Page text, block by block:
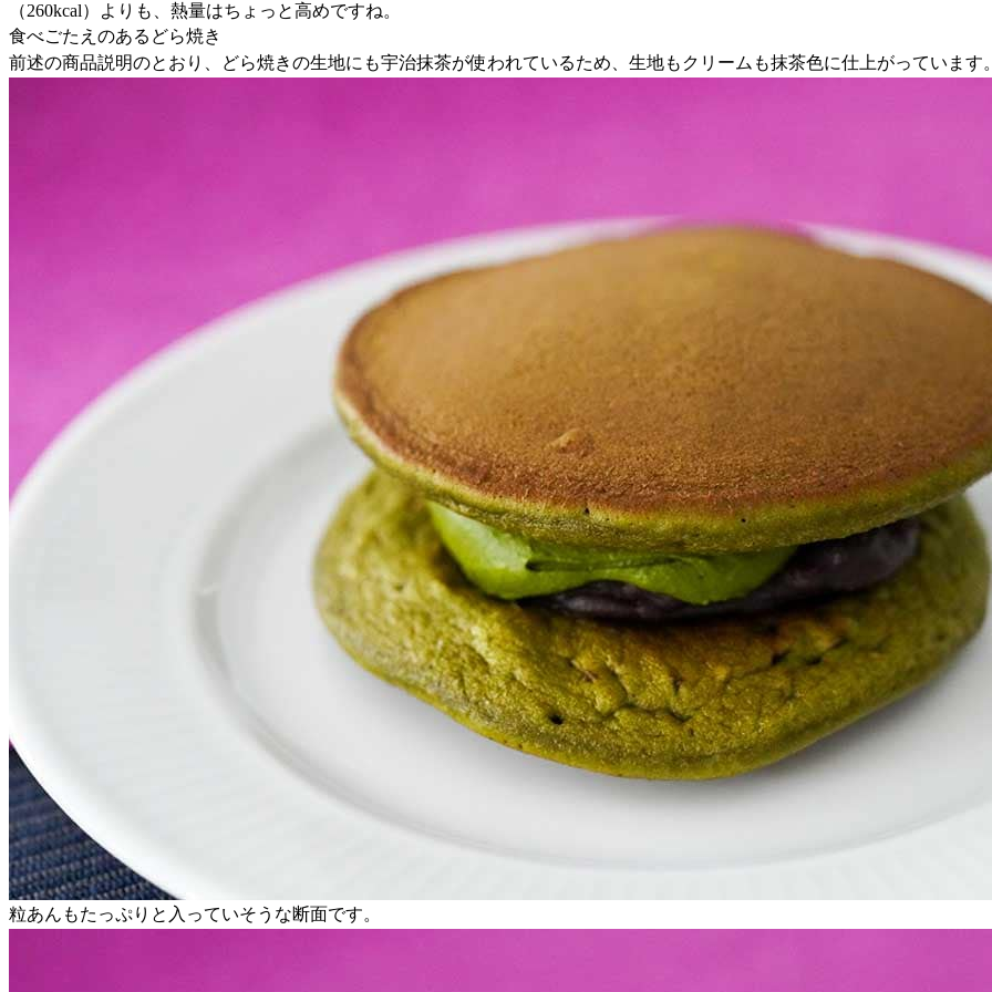
（260kcal）よりも、熱量はちょっと高めですね。
食べごたえのあるどら焼き
前述の商品説明のとおり、どら焼きの生地にも宇治抹茶が使われているため、生地もクリームも抹茶色に仕上がっています
粒あんもたっぷりと入っていそうな断面です。